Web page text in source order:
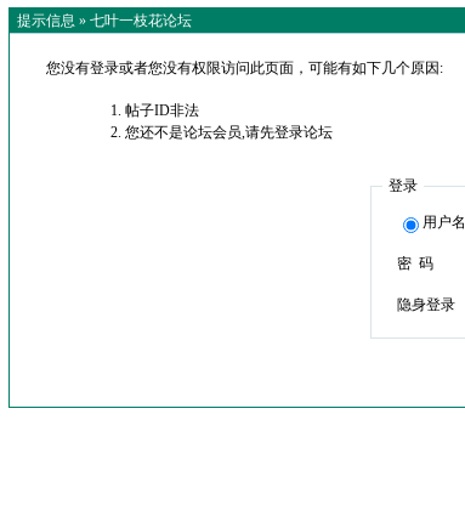
提示信息 » 七叶一枝花论坛
您没有登录或者您没有权限访问此页面，可能有如下几个原因:
帖子ID非法
您还不是论坛会员,请先登录论坛
登录
用户名
密 码
隐身登录